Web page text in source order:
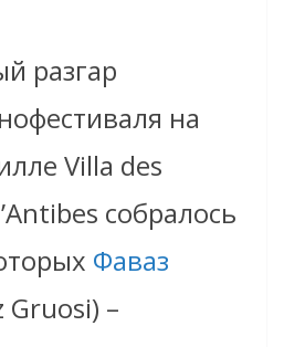
разгар
на
Villa des
собралось
Фаваз
Gruosi) –